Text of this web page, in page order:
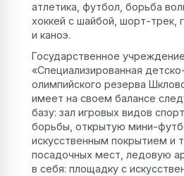
атлетика, футбол, борьба
хоккей с шайбой, шорт-трек,
и каноэ.
Государственное учреждение
«Специализированная
олимпийского резерва
имеет на своем балансе
базу: зал игровых видов
борьбы, открытую мини-
искусственным покрытием и
посадочных мест, ледовую
в себя: площадку с